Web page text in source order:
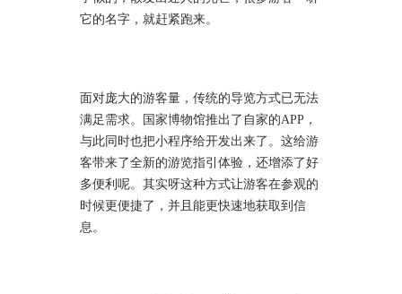
它的名字，就赶紧跑来。
面对庞大的游客量，传统的导览方式已无法
满足需求。国家博物馆推出了自家的APP，
与此同时也把小程序给开发出来了。这给游
客带来了全新的游览指引体验，还增添了好
多便利呢。其实呀这种方式让游客在参观的
时候更便捷了，并且能更快速地获取到信
息。